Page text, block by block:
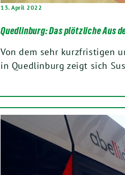
13. April 2022
Quedlinburg: Das plötzliche Aus
Von dem sehr kurzfristigen
in Quedlinburg zeigt sich